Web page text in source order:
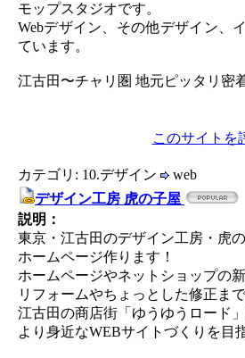
モップスタジオです。
Webデザイン、その他デザイン、
ています。
江古田〜チャリ圏 地元ピッタリ密
このサイトを
カテゴリ: 10.デザイン
web
デザイン工房 虎の子屋
説明：
東京・江古田のデザイン工房・虎の
ホームページ作ります！
ホームページやネットショップの新
リフォームやちょっとした修正まで
江古田の商店街「ゆうゆうロード
より身近なWEBサイトづくりを目